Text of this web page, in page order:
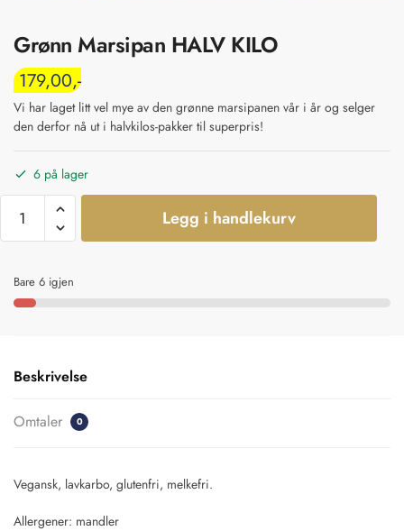
Grønn Marsipan HALV KILO
179,00
Vi har laget litt vel mye av den grønne marsipanen vår i år og selger
den derfor nå ut i halvkilos-pakker til superpris!
6 på lager
Legg i handlekurv
Bare 6 igjen
Beskrivelse
Omtaler 0
Vegansk, lavkarbo, glutenfri, melkefri.
Allergener: mandler